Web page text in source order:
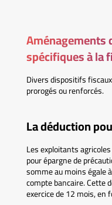
spécifiques à la
Divers dispositifs
prorogés ou renforcés.
La déduction
Les exploitants
pour épargne de
somme au moins égale
compte bancaire. Cette
exercice de 12 mois, en